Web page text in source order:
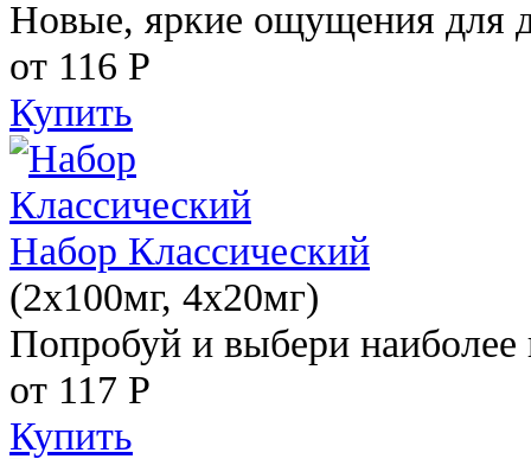
Новые, яркие ощущения для
от 116 Р
Купить
Набор Классический
(2x100мг, 4x20мг)
Попробуй и выбери наиболее
от 117 Р
Купить